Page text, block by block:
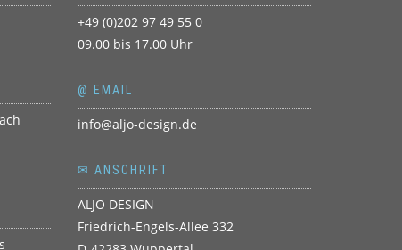
+49 (0)202 97 49 55 0
09.00 bis 17.00 Uhr
@ EMAIL
info@aljo-design.de
✉ ANSCHRIFT
ALJO DESIGN
Friedrich-Engels-Allee 332